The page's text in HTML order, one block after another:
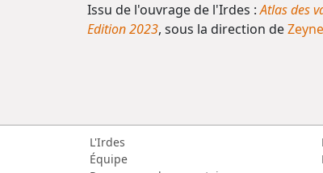
Issu de l'ouvrage de l'Irdes :Atlas des
Edition 2023, sous la direction de
L'Irdes
Équipe